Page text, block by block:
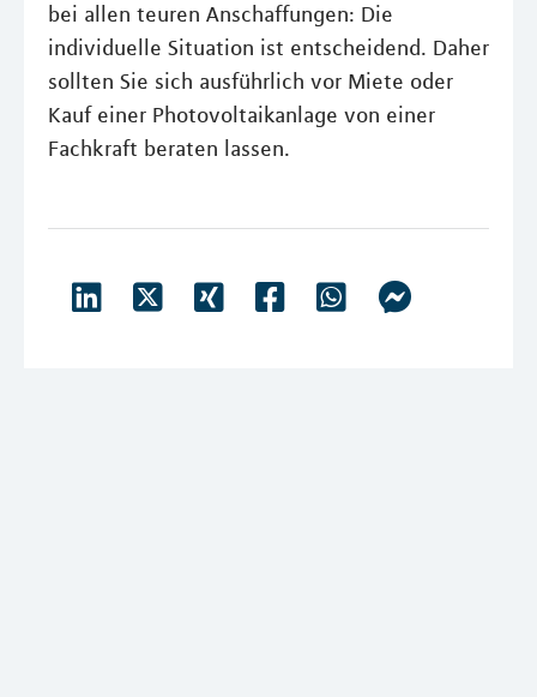
bei allen teuren Anschaffungen: Die
individuelle Situation ist entscheidend. Daher
sollten Sie sich ausführlich vor Miete oder
Kauf einer Photovoltaikanlage von einer
Fachkraft beraten lassen.